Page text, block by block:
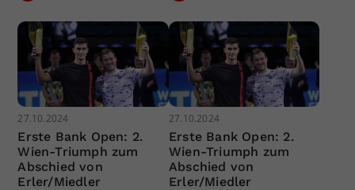
27.10.2024
Erste Bank Open: 2.
Wien-Triumph zum
Abschied von
Erler/Miedler
27.10.2024
Erste Bank Open: 2.
Wien-Triumph zum
Abschied von
Erler/Miedler